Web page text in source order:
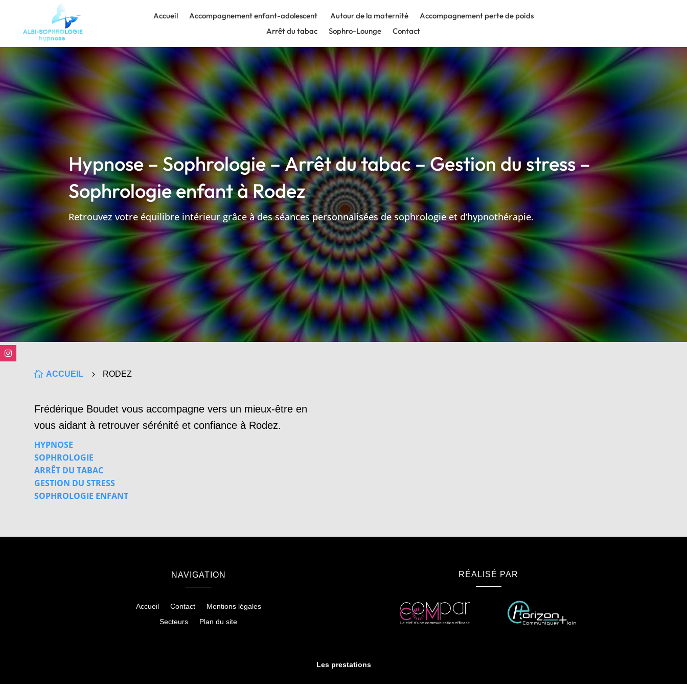
Accueil Accompagnement enfant-adolescent Autour de la maternité
Accompagnement perte de poids
Arrêt du tabac
Sophro-Lounge Contact
Hypnose – Sophrologie – Arrêt du tabac – Gestion du stress –
Sophrologie enfant àRodez
Retrouvez votre équilibre intérieur grâce à des séances personnalisées de sophrologie et d’hypnothérapie.
 ACCUEIL 5 RODEZ
Frédérique Boudet vous accompagne vers un mieux-être en
vous aidant à retrouver sérénité et confiance à Rodez.
HYPNOSE
SOPHROLOGIE
ARRÊT DU TABAC
GESTION DU STRESS
SOPHROLOGIE ENFANT
NAVIGATION
Accueil Contact
Mentions légales
Secteurs
Plan du site
RÉALISÉ PAR
Les prestations
Hypnose à Albi Hypnose à Castres Hypnose à Gaillac Hypnose à Rodez Sophrologie à Albi Sophrologie à Castres